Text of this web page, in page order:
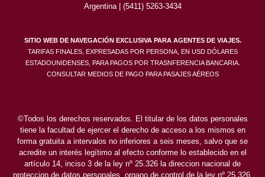
Argentina | (5411) 5263-3434
SITIO WEB DE NAVEGACIÓN EXCLUSIVA PARA AGENTES DE VIAJES.
TARIFAS FINALES, EXPRESADAS POR PERSONA, EN USD DÓLARES
ESTADOUNIDENSES, PARA PAGOS POR TRASNFERENCIA BANCARIA.
CONSULTAR MEDIOS DE PAGO PARA PASAJES AÉREOS
©Todos los derechos reservados. El titular de los datos personales
tiene la facultad de ejercer el derecho de acceso a los mismos en
forma gratuita a intervalos no inferiores a seis meses, salvo que se
acredite un interés legítimo al efecto conforme lo establecido en el
artículo 14, inciso 3 de la ley nº 25.326 la direccion nacional de
proteccion de datos personales, organo de control de la ley nº 25.326,